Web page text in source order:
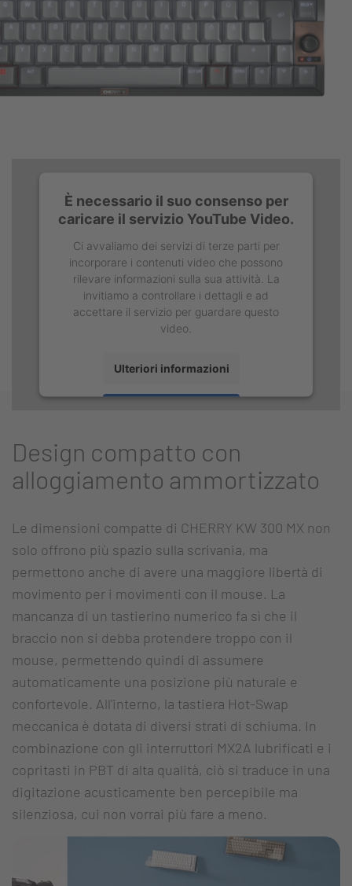
È necessario il suo consenso per
caricare il servizio YouTube Video.
Ci avvaliamo dei servizi di terze parti per
incorporare i contenuti video che possono
rilevare informazioni sulla sua attività. La
invitiamo a controllare i dettagli e ad
accettare il servizio per guardare questo
video.
Ulteriori informazioni
Design compatto con
alloggiamento ammortizzato
Le dimensioni compatte di CHERRY KW 300 MX non
solo offrono più spazio sulla scrivania, ma
permettono anche di avere una maggiore libertà di
movimento per i movimenti con il mouse. La
mancanza di un tastierino numerico fa sì che il
braccio non si debba protendere troppo con il
mouse, permettendo quindi di assumere
automaticamente una posizione più naturale e
confortevole. All'interno, la tastiera Hot-Swap
meccanica è dotata di diversi strati di schiuma. In
combinazione con gli interruttori MX2A lubrificati e i
copritasti in PBT di alta qualità, ciò si traduce in una
digitazione acusticamente ben percepibile ma
silenziosa, cui non vorrai più fare a meno.